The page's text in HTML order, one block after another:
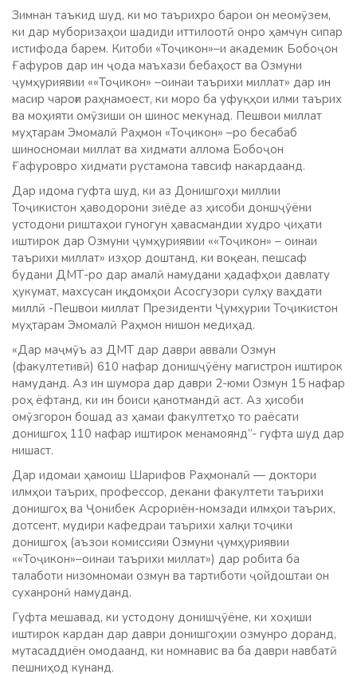
Зимнан таъкид шуд, ки мо таърихро барои он меомӯзем,
ки дар муборизаҳои шадиди иттилоотӣ онро ҳамчун сипар
истифода барем. Китоби «Тоҷикон»–и академик Бобоҷон
Ғафуров дар ин ҷода маъхази бебаҳост ва Озмуни
ҷумҳуриявии ««Тоҷикон» –оинаи таърихи миллат» дар ин
масир чароғи раҳнамоест, ки моро ба уфуқҳои илми таърих
ва моҳияти омӯзиши он шинос мекунад. Пешвои миллат
муҳтарам Эмомалӣ Раҳмон «Тоҷикон» –ро бесабаб
шиносномаи миллат ва хидмати аллома Бобоҷон
Ғафуровро хидмати рустамона тавсиф накардаанд.
Дар идома гуфта шуд, ки аз Донишгоҳи миллии
Тоҷикистон ҳаводорони зиёде аз ҳисоби доншҷӯёни
устодони риштаҳои гуногун ҳавасмандии худро ҷиҳати
иштирок дар Озмуни ҷумҳуриявии ««Тоҷикон» – оинаи
таърихи миллат» изҳор доштанд, ки воқеан, пешсаф
будани ДМТ-ро дар амалӣ намудани ҳадафҳои давлату
ҳукумат, махсусан иқдомҳои Асосгузори сулҳу ваҳдати
миллӣ -Пешвои миллат Президенти Ҷумҳурии Тоҷикистон
муҳтарам Эмомалӣ Раҳмон нишон медиҳад.
«Дар маҷмӯъ аз ДМТ дар даври аввали Озмун
(факултетивӣ) 610 нафар донишҷӯёну магистрон иштирок
намуданд. Аз ин шумора дар даври 2-юми Озмун 15 нафар
роҳ ёфтанд, ки ин боиси қанотмандӣ аст. Аз ҳисоби
омӯзгорон бошад аз ҳамаи факултетҳо то раёсати
донишгоҳ 110 нафар иштирок менамоянд”- гуфта шуд дар
нишаст.
Дар идомаи ҳамоиш Шарифов Раҳмоналӣ — доктори
илмҳои таърих, профессор, декани факултети таърихи
донишгоҳ ва Ҷонибек Асрориён-номзади илмҳои таърих,
дотсент, мудири кафедраи таърихи халқи тоҷики
донишгоҳ (аъзои комиссияи Озмуни ҷумҳуриявии
««Тоҷикон»–оинаи таърихи миллат») дар робита ба
талаботи низомномаи озмун ва тартиботи ҷойдоштаи он
суханронӣ намуданд.
Гуфта мешавад, ки устодону донишҷӯёне, ки хоҳиши
иштирок кардан дар даври донишгоҳии озмунро доранд,
мутасаддиён омодаанд, ки номнавис ва ба даври навбатӣ
пешниҳод кунанд.